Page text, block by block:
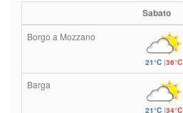
Sabato
Borgo a Mozzano
21°C|36°C
Barga
21°C|34°C